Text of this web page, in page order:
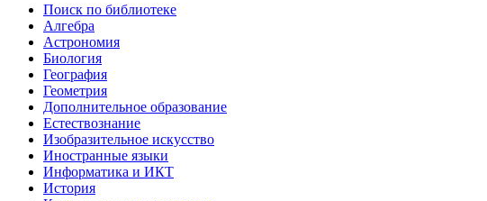
Поиск по библиотеке
Алгебра
Астрономия
Биология
География
Геометрия
Дополнительное образование
Естествознание
Изобразительное искусство
Иностранные языки
Информатика и ИКТ
История